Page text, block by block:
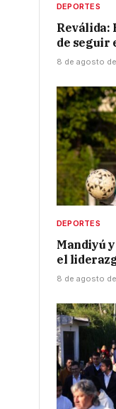
DEPORTES
Reválida:
de seguir
8 de agosto
DEPORTES
Mandiyú
el
8 de agosto